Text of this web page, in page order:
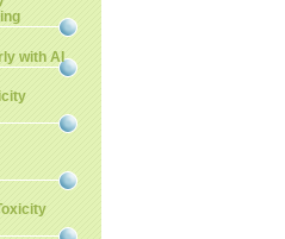
with AI